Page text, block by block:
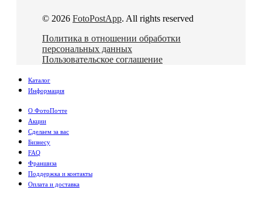
© 2026 FotoPostApp. All rights reserved
Политика в отношении обработки
персональных данных
Пользовательское соглашение
Каталог
Информация
О ФотоПочте
Акции
Сделаем за вас
Бизнесу
FAQ
Франшиза
Поддержка и контакты
Оплата и доставка